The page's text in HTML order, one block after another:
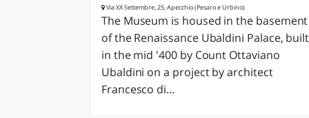
Via XX Settembre, 25, Apecchio (Pesaro e Urbino)
The Museum is housed in the basement
of the Renaissance Ubaldini Palace, built
in the mid '400 by Count Ottaviano
Ubaldini on a project by architect
Francesco di...